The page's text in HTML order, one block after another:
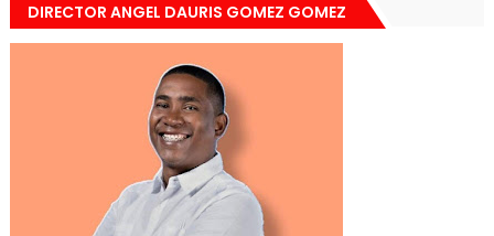
DIRECTOR ANGEL DAURIS GOMEZ GOMEZ